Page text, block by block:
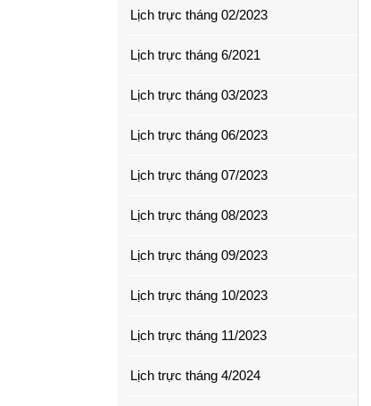
Lịch trực tháng 02/2023
Lịch trực tháng 6/2021
Lịch trực tháng 03/2023
Lịch trực tháng 06/2023
Lịch trực tháng 07/2023
Lịch trực tháng 08/2023
Lịch trực tháng 09/2023
Lịch trực tháng 10/2023
Lịch trực tháng 11/2023
Lịch trực tháng 4/2024